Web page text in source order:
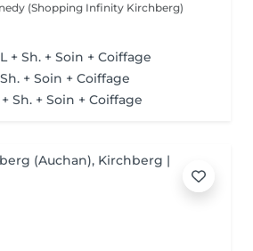
(Shopping Infinity Kirchberg)
+ Sh. + Soin + Coiffage
+ Soin + Coiffage
Sh. + Soin + Coiffage